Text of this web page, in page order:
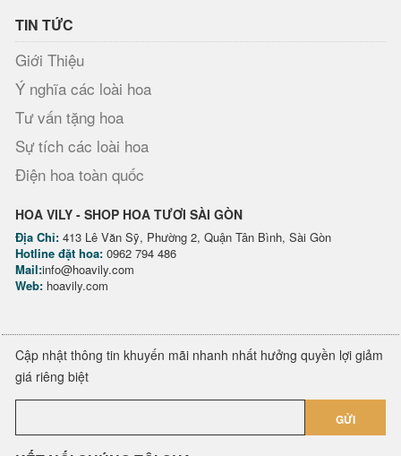
TIN TỨC
Giới Thiệu
Ý nghĩa các loài hoa
Tư vấn tặng hoa
Sự tích các loài hoa
Điện hoa toàn quốc
HOA VILY - SHOP HOA TƯƠI SÀI GÒN
Địa Chỉ: 413 Lê Văn Sỹ, Phường 2, Quận Tân Bình, Sài Gòn
Hotline đặt hoa: 0962 794 486
Mail:info@hoavily.com
Web: hoavily.com
Cập nhật thông tin khuyến mãi nhanh nhất hưởng quyền lợi giảm
giá riêng biệt
GỬI